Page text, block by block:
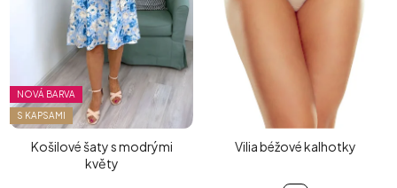
NOVÁ BARVA
S KAPSAMI
Košilové šaty s modrými
květy
Vilia béžové kalhotky